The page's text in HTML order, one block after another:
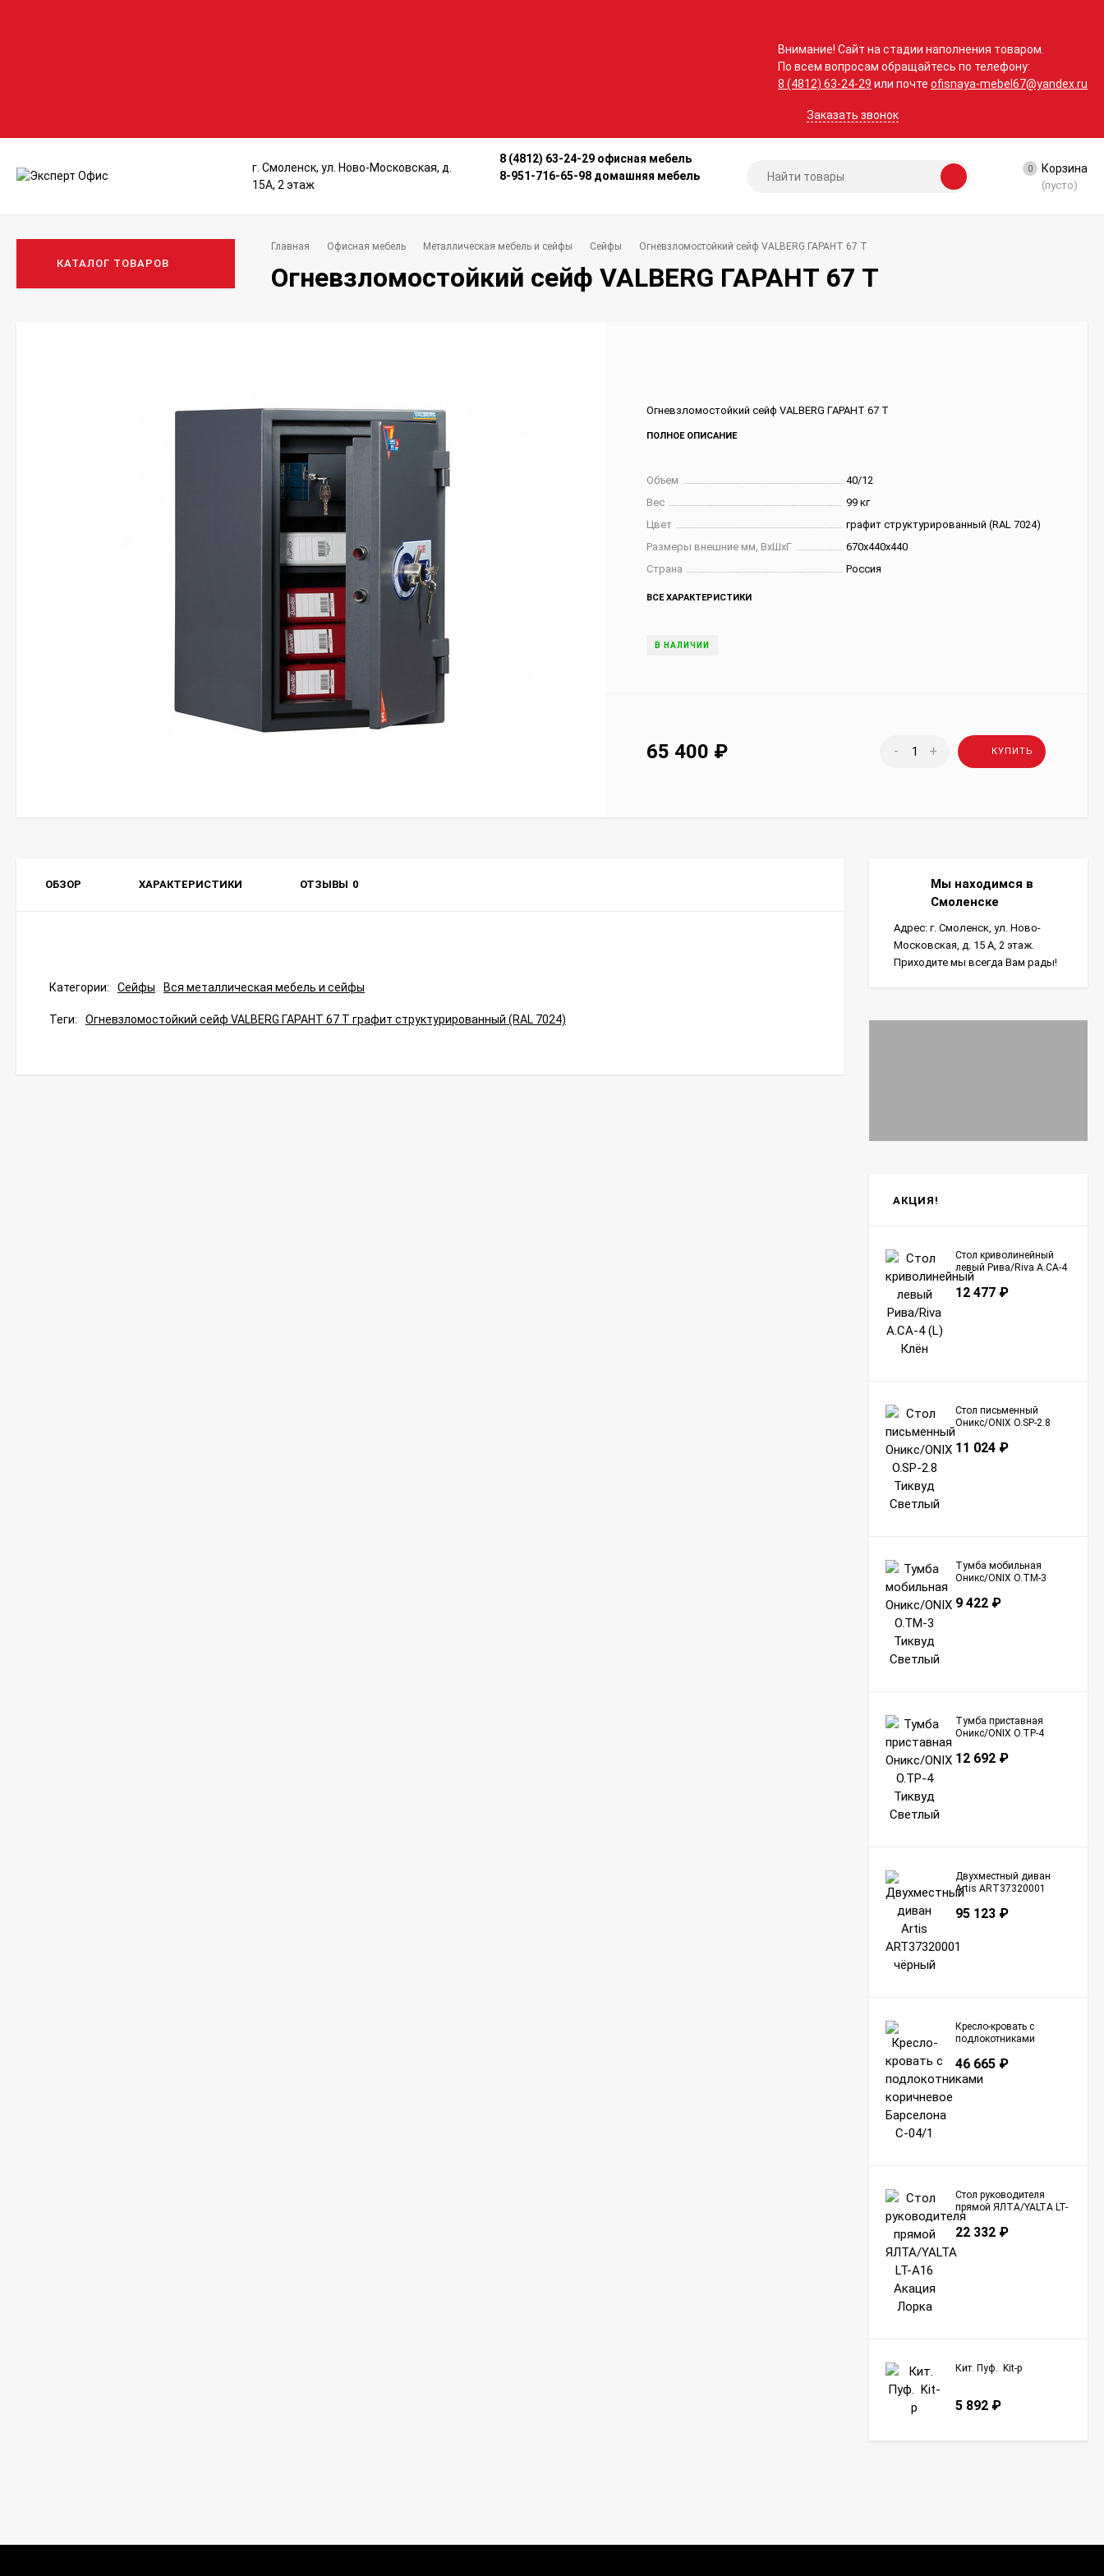
Внимание! Сайт на стадии наполнения товаром.
По всем вопросам обращайтесь по телефону:
8 (4812) 63-24-29 или почте ofisnaya-mebel67@yandex.ru
Заказать звонок
г. Смоленск, ул. Ново-Московская, д.
15А, 2 этаж
8 (4812) 63-24-29 офисная мебель
8-951-716-65-98 домашняя мебель
0 Корзина
(пусто)
КАТАЛОГ ТОВАРОВ
Главная Офисная мебель Металлическая мебель и сейфы Сейфы Огневзломостойкий сейф VALBERG ГАРАНТ 67 T
Огневзломостойкий сейф VALBERG ГАРАНТ 67 T
Огневзломостойкий сейф VALBERG ГАРАНТ 67 T
ПОЛНОЕ ОПИСАНИЕ
Объем
40/12
Вес
99 кг
Цвет
графит структурированный (RAL 7024)
Размеры внешние мм, ВхШхГ
670х440х440
Страна
Россия
ВСЕ ХАРАКТЕРИСТИКИ
В НАЛИЧИИ
65 400 ₽ - + КУПИТЬ
ОБЗОР ХАРАКТЕРИСТИКИ ОТЗЫВЫ 0
Категории: Сейфы Вся металлическая мебель и сейфы
Теги: Огневзломостойкий сейф VALBERG ГАРАНТ 67 T графит структурированный (RAL 7024)
Мы находимся в
Смоленске
Адрес: г. Смоленск, ул. Ново-
Московская, д. 15 А, 2 этаж.
Приходите мы всегда Вам рады!
АКЦИЯ!
Стол криволинейный
левый Рива/Riva А.СА-4
(L) Клён
12 477 ₽
Стол письменный
Оникс/ONIX O.SP-2.8
11 024 ₽
Тумба мобильная
Оникс/ONIX O.TM-3
9 422 ₽
Тумба приставная
Оникс/ONIX O.TP-4
12 692 ₽
Двухместный диван
Artis ART37320001
95 123 ₽
Кресло-кровать с
подлокотниками
С-04/1
46 665 ₽
Стол руководителя
прямой ЯЛТА/YALTA LT-
A16 Акация Лорка
22 332 ₽
Кит. Пуф. Kit-p
5 892 ₽